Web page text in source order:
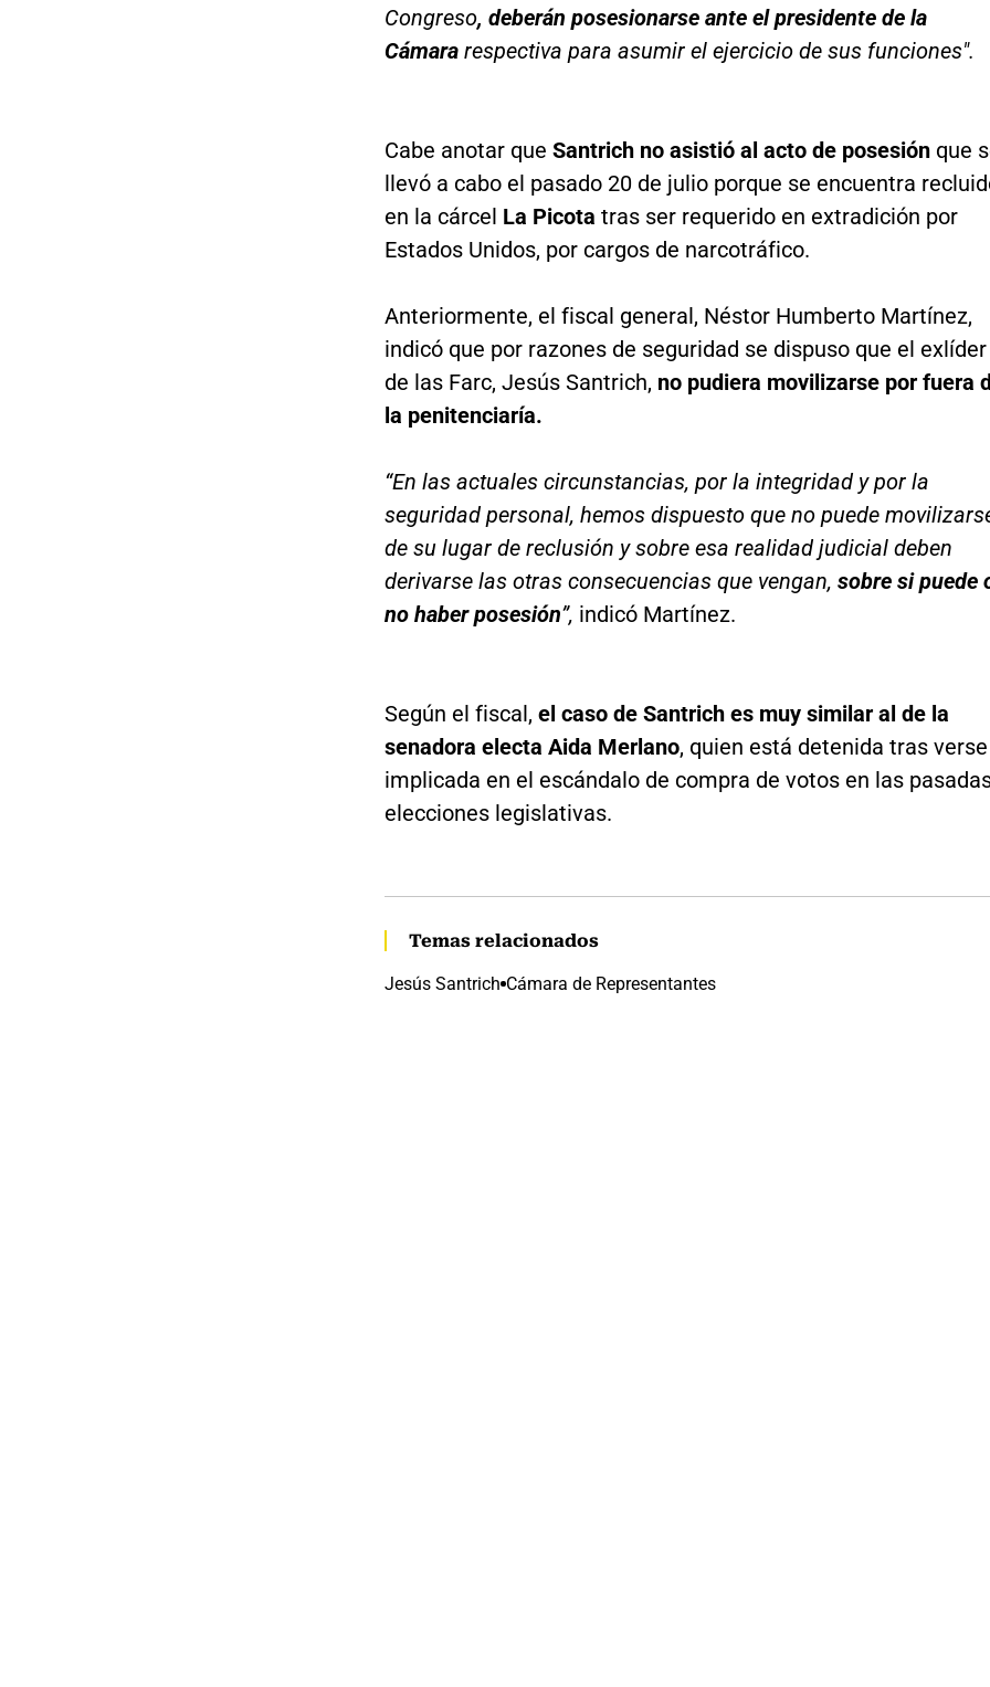
Congreso, deberán posesionarse ante el presidente de la
Cámara respectiva para asumir el ejercicio de sus funciones".
Cabe anotar que Santrich no asistió al acto de posesión que
llevó a cabo el pasado 20 de julio porque se encuentra
en la cárcel La Picota tras ser requerido en extradición por
Estados Unidos, por cargos de narcotráfico.
Anteriormente, el fiscal general, Néstor Humberto Martínez,
indicó que por razones de seguridad se dispuso que el exlíder
de las Farc, Jesús Santrich, no pudiera movilizarse por fuera
la penitenciaría.
“En las actuales circunstancias, por la integridad y por la
seguridad personal, hemos dispuesto que no puede
de su lugar de reclusión y sobre esa realidad judicial deben
derivarse las otras consecuencias que vengan, sobre si puede
no haber posesión”, indicó Martínez.
Según el fiscal, el caso de Santrich es muy similar al de la
senadora electa Aida Merlano, quien está detenida tras verse
implicada en el escándalo de compra de votos en las
elecciones legislativas.
Temas relacionados
Jesús Santrich Cámara de Representantes